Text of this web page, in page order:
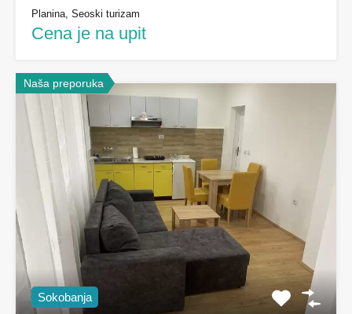
Planina, Seoski turizam
Cena je na upit
Naša preporuka
Sokobanja